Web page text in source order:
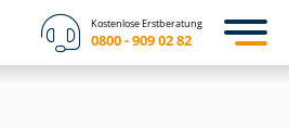
Kostenlose Erstberatung
0800 - 909 02 82